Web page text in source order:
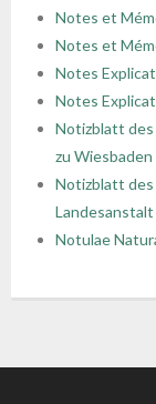
Notes et
Notes et
Notes
Notes
Notizblatt des
zu Wiesbaden
Notizblatt des
Notulae